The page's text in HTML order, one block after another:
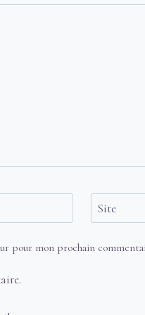
Site
pour mon prochain